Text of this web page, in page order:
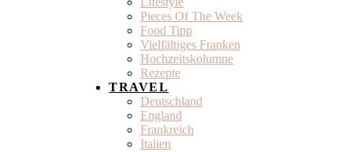
Pieces Of The Week
Food Tipp
Vielfältiges Franken
Hochzeitskolumne
Rezepte
TRAVEL
Deutschland
England
Frankreich
Italien